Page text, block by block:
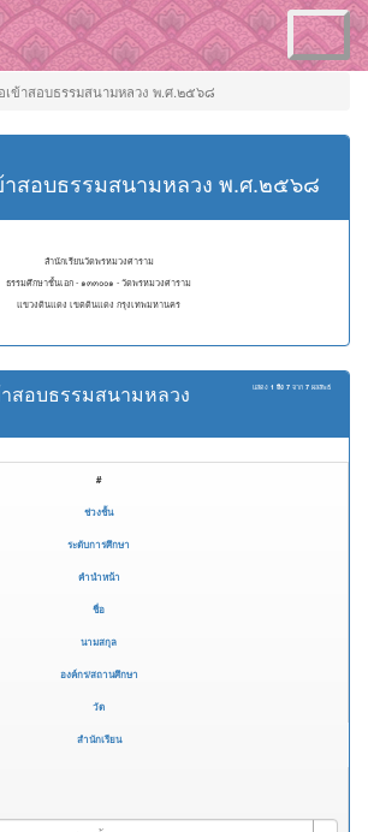
Toggle
navigation
เข้าสอบธรรมสนามหลวง พ.ศ.๒๕๖๘
าสอบธรรมสนามหลวง พ.ศ.๒๕๖๘
สำนักเรียนวัดพรหมวงศาราม
ธรรมศึกษาชั้นเอก - ๑๓๓๐๐๑ - วัดพรหมวงศาราม
แขวงดินแดง เขตดินแดง กรุงเทพมหานคร
แสดง 1 ถึง 7 จาก 7 ผลลัพธ์
สอบธรรมสนามหลวง
#
ช่วงชั้น
ระดับการศึกษา
คำนำหน้า
ชื่อ
นามสกุล
องค์กร/สถานศึกษา
วัด
สำนักเรียน